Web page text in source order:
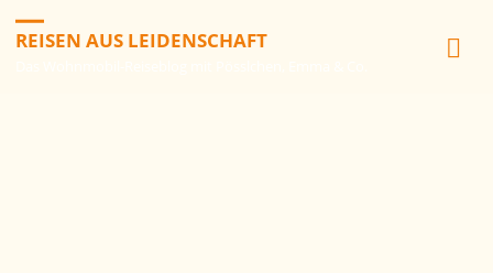
REISEN AUS LEIDENSCHAFT